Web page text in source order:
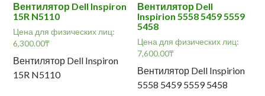
Вентилятор Dell Inspiron
15R N5110
Цена для физических лиц:
6,300.00₸
Вентилятор Dell Inspiron
15R N5110
Вентилятор Dell
Inspirion 5558 5459 5559
5458
Цена для физических лиц:
7,600.00₸
Вентилятор Dell Inspirion
5558 5459 5559 5458